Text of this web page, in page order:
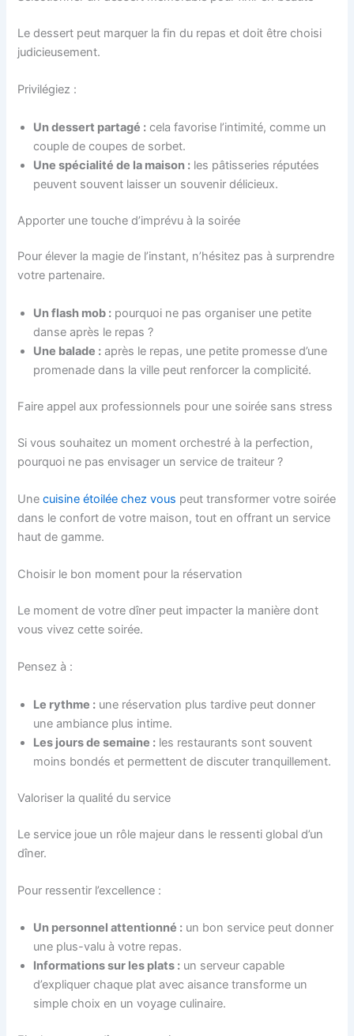
Le dessert peut marquer la fin du repas et doit être choisi
judicieusement.
Privilégiez :
Un dessert partagé : cela favorise l’intimité, comme un
couple de coupes de sorbet.
Une spécialité de la maison : les pâtisseries réputées
peuvent souvent laisser un souvenir délicieux.
Apporter une touche d’imprévu à la soirée
Pour élever la magie de l’instant, n’hésitez pas à surprendre
votre partenaire.
Un flash mob : pourquoi ne pas organiser une petite
danse après le repas ?
Une balade : après le repas, une petite promesse d’une
promenade dans la ville peut renforcer la complicité.
Faire appel aux professionnels pour une soirée sans stress
Si vous souhaitez un moment orchestré à la perfection,
pourquoi ne pas envisager un service de traiteur ?
Unecuisine étoilée chez vous peut transformer votre soirée
dans le confort de votre maison, tout en offrant un service
haut de gamme.
Choisir le bon moment pour la réservation
Le moment de votre dîner peut impacter la manière dont
vous vivez cette soirée.
Pensez à :
Le rythme : une réservation plus tardive peut donner
une ambiance plus intime.
Les jours de semaine : les restaurants sont souvent
moins bondés et permettent de discuter tranquillement.
Valoriser la qualité du service
Le service joue un rôle majeur dans le ressenti global d’un
dîner.
Pour ressentir l’excellence :
Un personnel attentionné : un bon service peut donner
une plus-valu à votre repas.
Informations sur les plats : un serveur capable
d’expliquer chaque plat avec aisance transforme un
simple choix en un voyage culinaire.